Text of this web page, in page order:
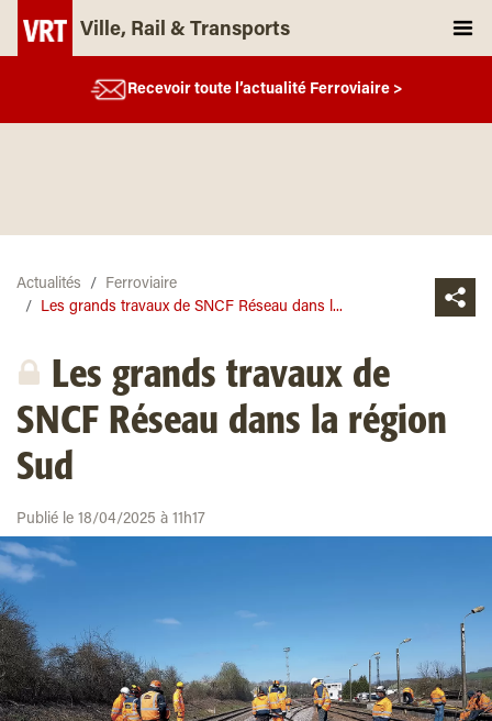
Ville, Rail & Transports
Recevoir toute l’actualité Ferroviaire >
Actualités
Ferroviaire
Les grands travaux de SNCF Réseau dans l...
Les grands travaux de
SNCF Réseau dans la région
Sud
Publié le 18/04/2025 à 11h17